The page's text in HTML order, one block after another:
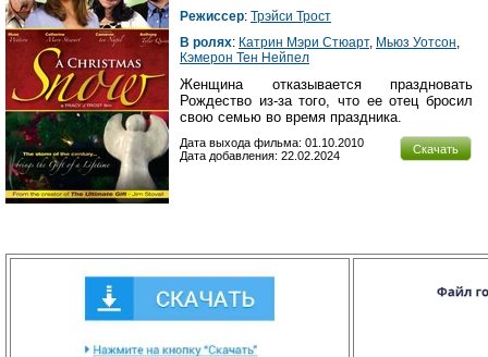
Режиссер: Трэйси Трост
В ролях: Катрин Мэри Стюарт, Мьюз Уотсон
Кэмерон Тен Нейпел
Женщина отказывается праздновать
Рождество из-за того, что ее отец бросил
свою семью во время праздника.
Скачать
Дата выхода фильма: 01.10.2010
Дата добавления: 22.02.2024